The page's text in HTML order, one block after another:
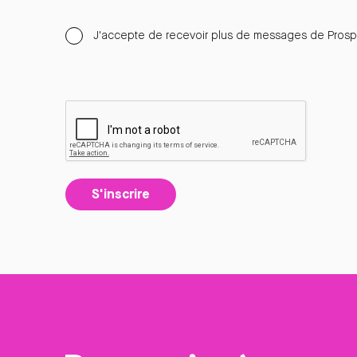
J'accepte de recevoir plus de messages de
S'inscrire